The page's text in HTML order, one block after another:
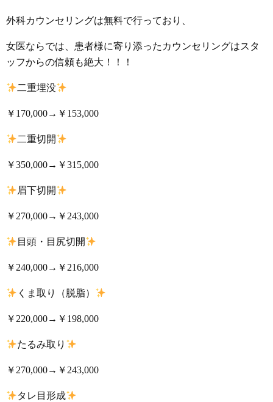
外科カウンセリングは無料で行っており、
女医ならでは、患者様に寄り添ったカウンセリングはスタ
ッフからの信頼も絶大！！！
二重埋没
￥170,000→￥153,000
二重切開
￥350,000→￥315,000
眉下切開
￥270,000→￥243,000
目頭・目尻切開
￥240,000→￥216,000
くま取り（脱脂）
￥220,000→￥198,000
たるみ取り
￥270,000→￥243,000
タレ目形成